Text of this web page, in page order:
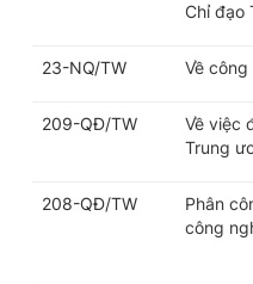
Chỉ đạo
23-NQ/TW Về
209-QĐ/TW
Về việc
Trung
208-QĐ/TW
Phân
công